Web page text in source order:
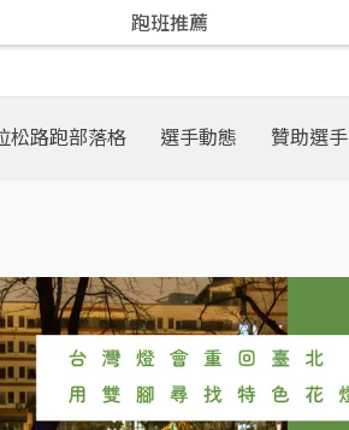
跑班推薦
松路跑部落格 選手動態 贊助選手